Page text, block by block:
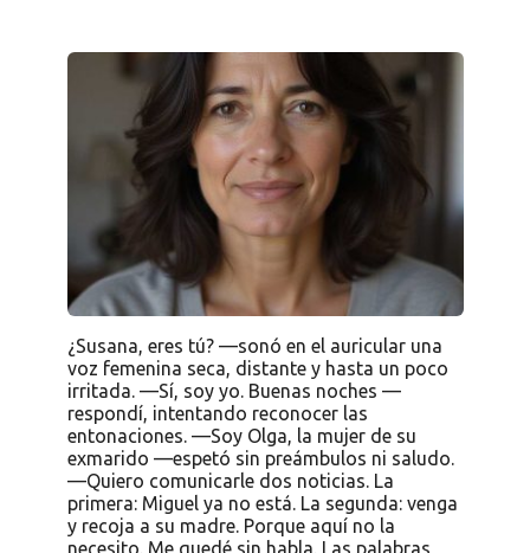
¿Susana, eres tú? —sonó en el auricular una
voz femenina seca, distante y hasta un poco
irritada. —Sí, soy yo. Buenas noches —
respondí, intentando reconocer las
entonaciones. —Soy Olga, la mujer de su
exmarido —espetó sin preámbulos ni saludo.
—Quiero comunicarle dos noticias. La
primera: Miguel ya no está. La segunda: venga
y recoja a su madre. Porque aquí no la
necesito. Me quedé sin habla. Las palabras